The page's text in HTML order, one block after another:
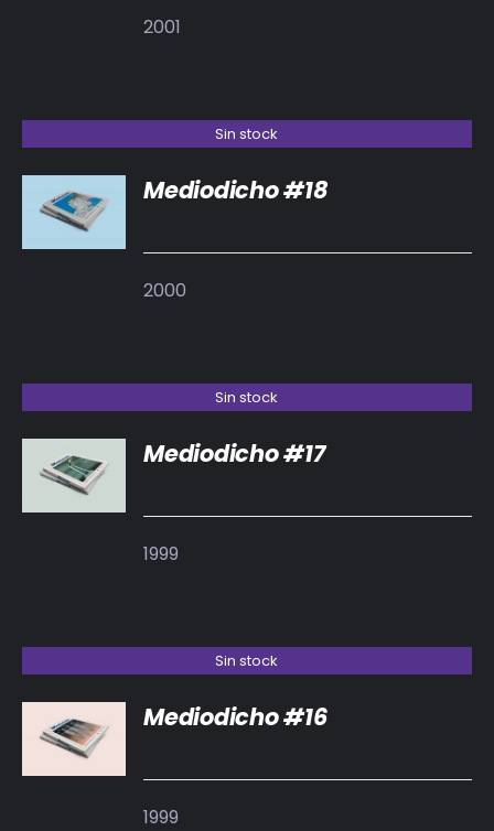
2001
Sin stock
DETALLES
Mediodicho #18
2000
Sin stock
DETALLES
Mediodicho #17
1999
Sin stock
DETALLES
Mediodicho #16
1999